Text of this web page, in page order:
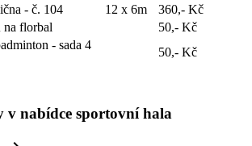
- č. 104 12 x 6m
360,- Kč
na florbal
50,- Kč
- sada 4
50,- Kč
v nabídce sportovní hala